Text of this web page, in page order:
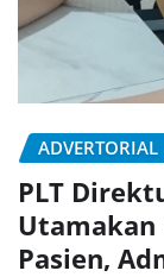
ADVERTORIAL
PLT
Utamakan
Pasien,